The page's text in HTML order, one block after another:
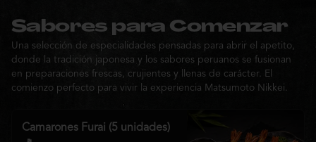
pensada para compartir y descubrir la
esencia de Matsumoto Nikkei en cada
bocado.
Sabores para Comenzar
Una selección de especialidades pensadas para abrir el apetito,
donde la tradición japonesa y los sabores peruanos se fusionan
en preparaciones frescas, crujientes y llenas de carácter. El
comienzo perfecto para vivir la experiencia Matsumoto Nikkei.
Camarones Furai (5 unidades)